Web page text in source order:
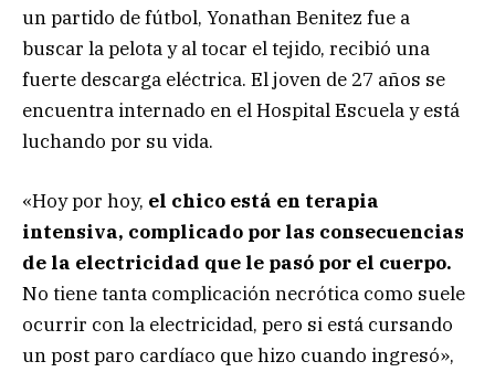
un partido de fútbol, Yonathan Benitez fue a
buscar la pelota y al tocar el tejido, recibió una
fuerte descarga eléctrica. El joven de 27 años se
encuentra internado en el Hospital Escuela y está
luchando por su vida.
«Hoy por hoy, el chico está en terapia
intensiva, complicado por las consecuencias
de la electricidad que le pasó por el cuerpo.
No tiene tanta complicación necrótica como suele
ocurrir con la electricidad, pero si está cursando
un post paro cardíaco que hizo cuando ingresó»,